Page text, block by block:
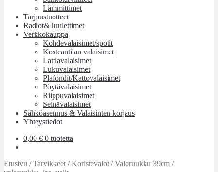
Lämmittimet
Tarjoustuotteet
Radiot&Tuulettimet
Verkkokauppa
Kohdevalaisimet/spotit
Kosteantilan valaisimet
Lattiavalaisimet
Lukuvalaisimet
Plafondit/Kattovalaisimet
Pöytävalaisimet
Riippuvalaisimet
Seinävalaisimet
Sähköasennus & Valaisinten korjaus
Yhteystiedot
0,00 € 0 tuotetta
Etusivu /Tarvikkeet /Koristevalot /Valoruukku 39cm /